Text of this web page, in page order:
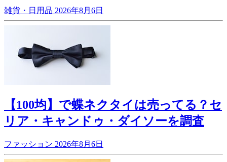
雑貨・日用品 2026年8月6日
【100均】で蝶ネクタイは売ってる？セ
リア・キャンドゥ・ダイソーを調査
ファッション 2026年8月6日